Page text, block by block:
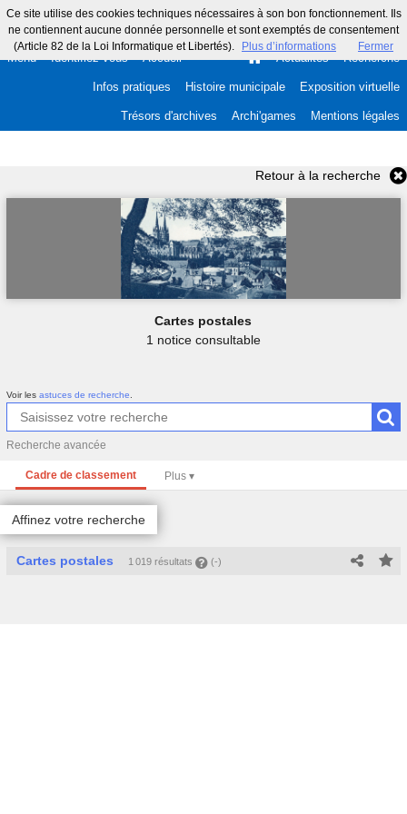
Ce site utilise des cookies techniques nécessaires à son bon fonctionnement. Ils
ne contiennent aucune donnée personnelle et sont exemptés de consentement
(Article 82 de la Loi Informatique et Libertés).
Plus d’informations Fermer
Menu Identifiez-vous Accueil Actualités Recherche
Infos pratiques Histoire municipale Exposition virtuelle
Trésors d'archives Archi'games Mentions légales
Retour à la recherche
Cartes postales
1 notice consultable
Voir les astuces de recherche
Recherche avancée
Cadre de classement
Affinez votre recherche
Cartes postales 1 019 résultats (-)